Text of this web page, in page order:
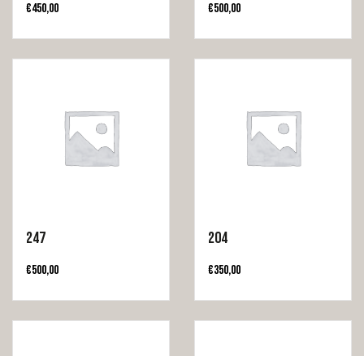
€450,00 €500,00
247
€500,00
204
€350,00